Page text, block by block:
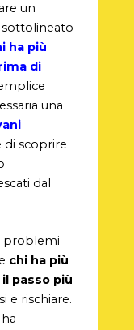
un
ha più
di
una
di scoprire
dal
problemi
chi ha più
passo più
e rischiare.